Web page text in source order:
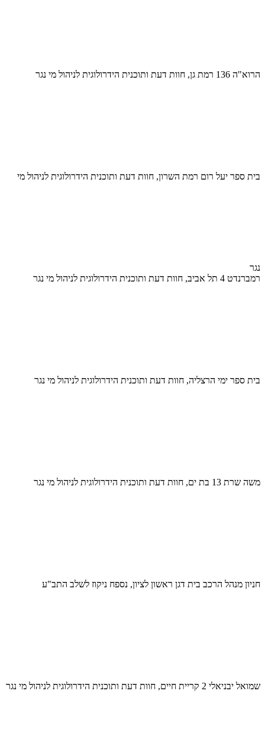
הרוא"ה 136 רמת גן, חוות דעת ותוכנית הידרולוגית לניהול מי נגר
בית ספר יעל רום רמת השרון, חוות דעת ותוכנית הידרולוגית לניהול מי
נגר
רמברנדט 4 תל אביב, חוות דעת ותוכנית הידרולוגית לניהול מי נגר
בית ספר ימי הרצליה, חוות דעת ותוכנית הידרולוגית לניהול מי נגר
משה שרת 13 בת ים, חוות דעת ותוכנית הידרולוגית לניהול מי נגר
חניון מנהל הרכב בית דגן ראשון לציון, נספח ניקוז לשלב התב"ע
שמואל יבניאלי 2 קריית חיים, חוות דעת ותוכנית הידרולוגית לניהול מי נגר